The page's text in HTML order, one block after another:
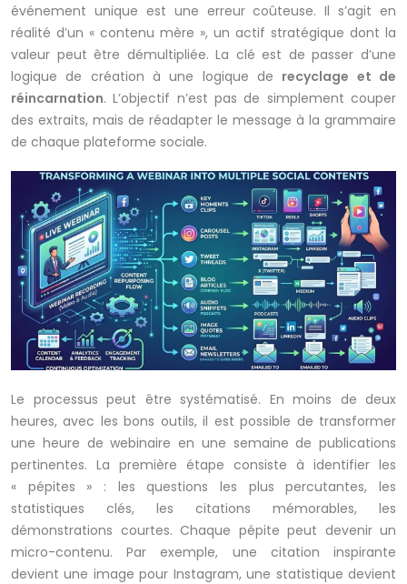
événement unique est une erreur coûteuse. Il s’agit en
réalité d’un « contenu mère », un actif stratégique dont la
valeur peut être démultipliée. La clé est de passer d’une
logique de création à une logique de recyclage et de
réincarnation. L’objectif n’est pas de simplement couper
des extraits, mais de réadapter le message à la grammaire
de chaque plateforme sociale.
Le processus peut être systématisé. En moins de deux
heures, avec les bons outils, il est possible de transformer
une heure de webinaire en une semaine de publications
pertinentes. La première étape consiste à identifier les
« pépites » : les questions les plus percutantes, les
statistiques clés, les citations mémorables, les
démonstrations courtes. Chaque pépite peut devenir un
micro-contenu. Par exemple, une citation inspirante
devient une image pour Instagram, une statistique devient